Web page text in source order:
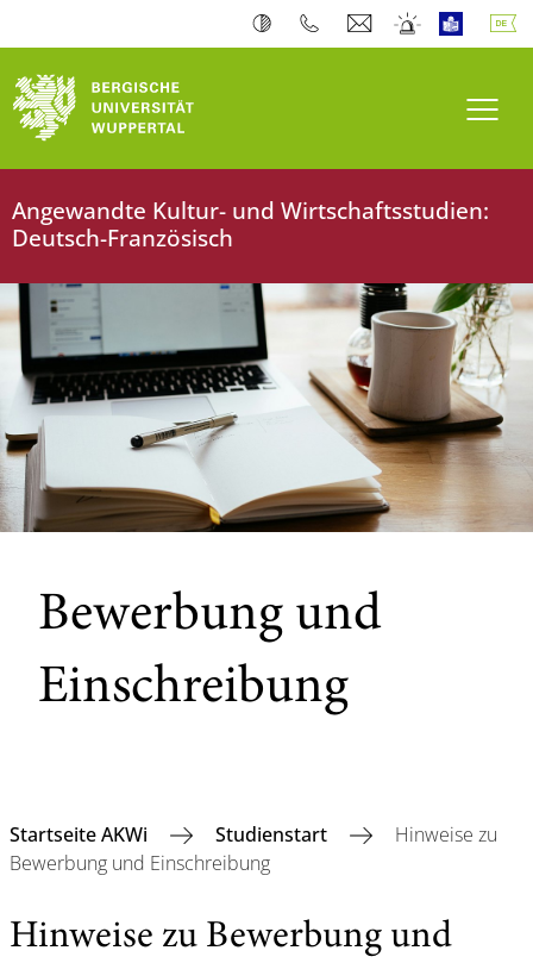
Angewandte Kultur- und Wirtschaftsstudien:
Deutsch-Französisch
Bewerbung und
Einschreibung
Startseite AKWi Studienstart
Hinweise zu
Bewerbung und Einschreibung
Hinweise zu Bewerbung und